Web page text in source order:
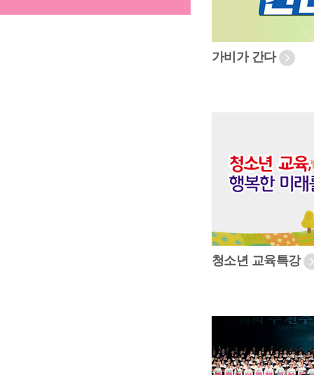
가비가 간다
청소년 교육특강